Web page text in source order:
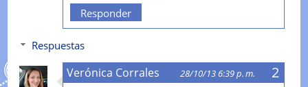
Responder
Respuestas
Verónica Corrales 28/10/13 6:39 p. m.